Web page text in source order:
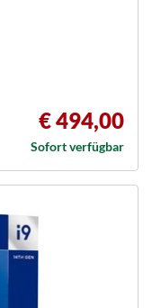
€ 494,00
Sofort verfügbar